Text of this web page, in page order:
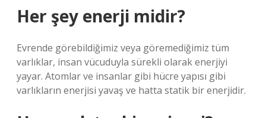
Her şey enerji midir?
Evrende görebildiğimiz veya göremediğimiz tüm
varlıklar, insan vücuduyla sürekli olarak enerjiyi
yayar. Atomlar ve insanlar gibi hücre yapısı gibi
varlıkların enerjisi yavaş ve hatta statik bir enerjidir.